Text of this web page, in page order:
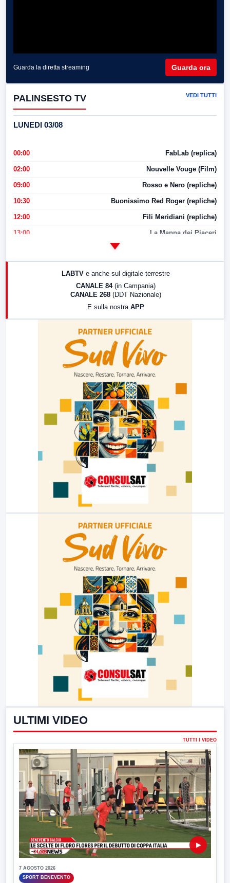
Guarda la diretta streaming Guarda ora
PALINSESTO TV VEDI TUTTI
LUNEDI 03/08
00:00 FabLab (replica)
02:00 Nouvelle Vouge (Film)
09:00 Rosso e Nero (repliche)
10:30 Buonissimo Red Roger (repliche)
12:00 Fili Meridiani (repliche)
13:00 La Mappa dei Piaceri
LABTV e anche sul digitale terrestre
CANALE 84 (in Campania)
CANALE 268 (DDT Nazionale)
E sulla nostra APP
ULTIMI VIDEO
TUTTI I VIDEO
▶
7 AGOSTO 2026
SPORT BENEVENTO